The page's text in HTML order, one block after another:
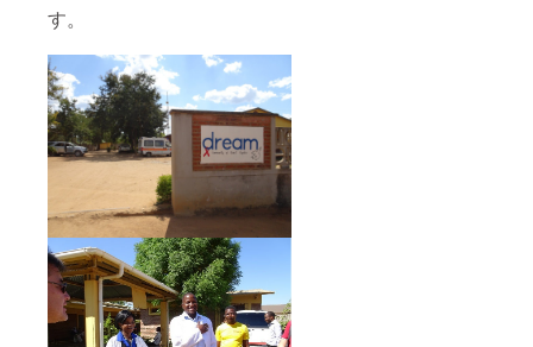
す。